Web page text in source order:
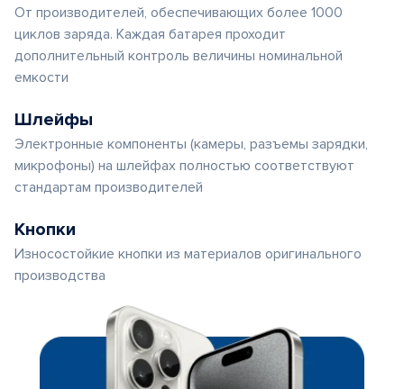
От производителей, обеспечивающих более 1000
циклов заряда. Каждая батарея проходит
дополнительный контроль величины номинальной
емкости
Шлейфы
Электронные компоненты (камеры, разъемы зарядки,
микрофоны) на шлейфах полностью соответствуют
стандартам производителей
Кнопки
Износостойкие кнопки из материалов оригинального
производства